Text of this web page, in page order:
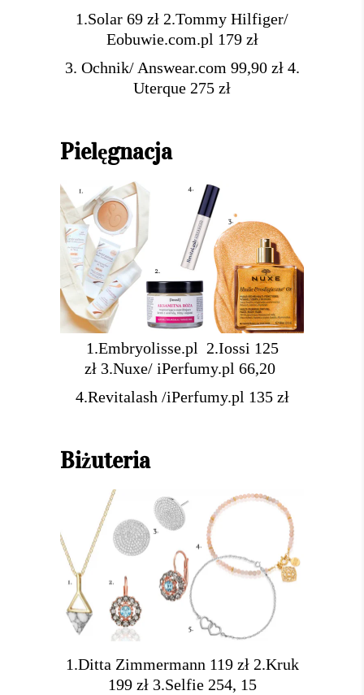
1.Solar 69 zł 2.Tommy Hilfiger/
Eobuwie.com.pl 179 zł
3. Ochnik/ Answear.com 99,90 zł 4.
Uterque 275 zł
Pielęgnacja
1.Embryolisse.pl 2.Iossi 125
zł 3.Nuxe/ iPerfumy.pl 66,20
4.Revitalash /iPerfumy.pl 135 zł
Biżuteria
1.Ditta Zimmermann 119 zł 2.Kruk
199 zł 3.Selfie 254, 15